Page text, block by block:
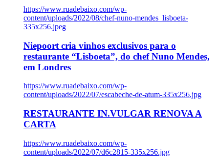
https://www.ruadebaixo.com/wp-
content/uploads/2022/08/chef-nuno-mendes_lisboeta-
335x256.jpeg
Niepoort cria vinhos exclusivos para o
restaurante “Lisboeta”, do chef Nuno Mendes,
em Londres
https://www.ruadebaixo.com/wp-
content/uploads/2022/07/escabeche-de-atum-335x256.jpg
RESTAURANTE IN.VULGAR RENOVA A
CARTA
https://www.ruadebaixo.com/wp-
content/uploads/2022/07/d6c2815-335x256.jpg